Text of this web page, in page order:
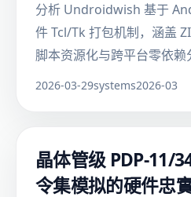
分析 Undroidwish 基于
件 Tcl/Tk 打包机制，涵盖
脚本资源化与跨平台零依赖
2026-03-29systems2026-03
晶体管级 PDP-11/
令集模拟的硬件忠